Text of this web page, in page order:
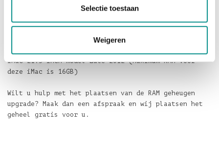
Selectie toestaan
Weigeren
deze iMac is 16GB)
iMac 27 inch model Late 2012 (Maximum RAM voor deze
iMac 21.5 inch model Late 2012 (Maximum RAM voor
deze iMac is 16GB)
Wilt u hulp met het plaatsen van de RAM geheugen
upgrade? Maak dan een afspraak en wij plaatsen het
geheel gratis voor u.